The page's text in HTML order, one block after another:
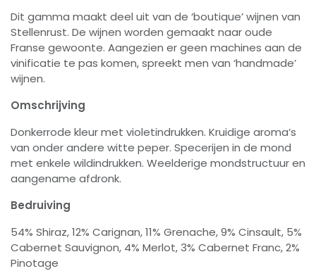
Dit gamma maakt deel uit van de ‘boutique’ wijnen van
Stellenrust. De wijnen worden gemaakt naar oude
Franse gewoonte. Aangezien er geen machines aan de
vinificatie te pas komen, spreekt men van ‘handmade’
wijnen.
Omschrijving
Donkerrode kleur met violetindrukken. Kruidige aroma’s
van onder andere witte peper. Specerijen in de mond
met enkele wildindrukken. Weelderige mondstructuur en
aangename afdronk.
Bedruiving
54% Shiraz, 12% Carignan, 11% Grenache, 9% Cinsault, 5%
Cabernet Sauvignon, 4% Merlot, 3% Cabernet Franc, 2%
Pinotage